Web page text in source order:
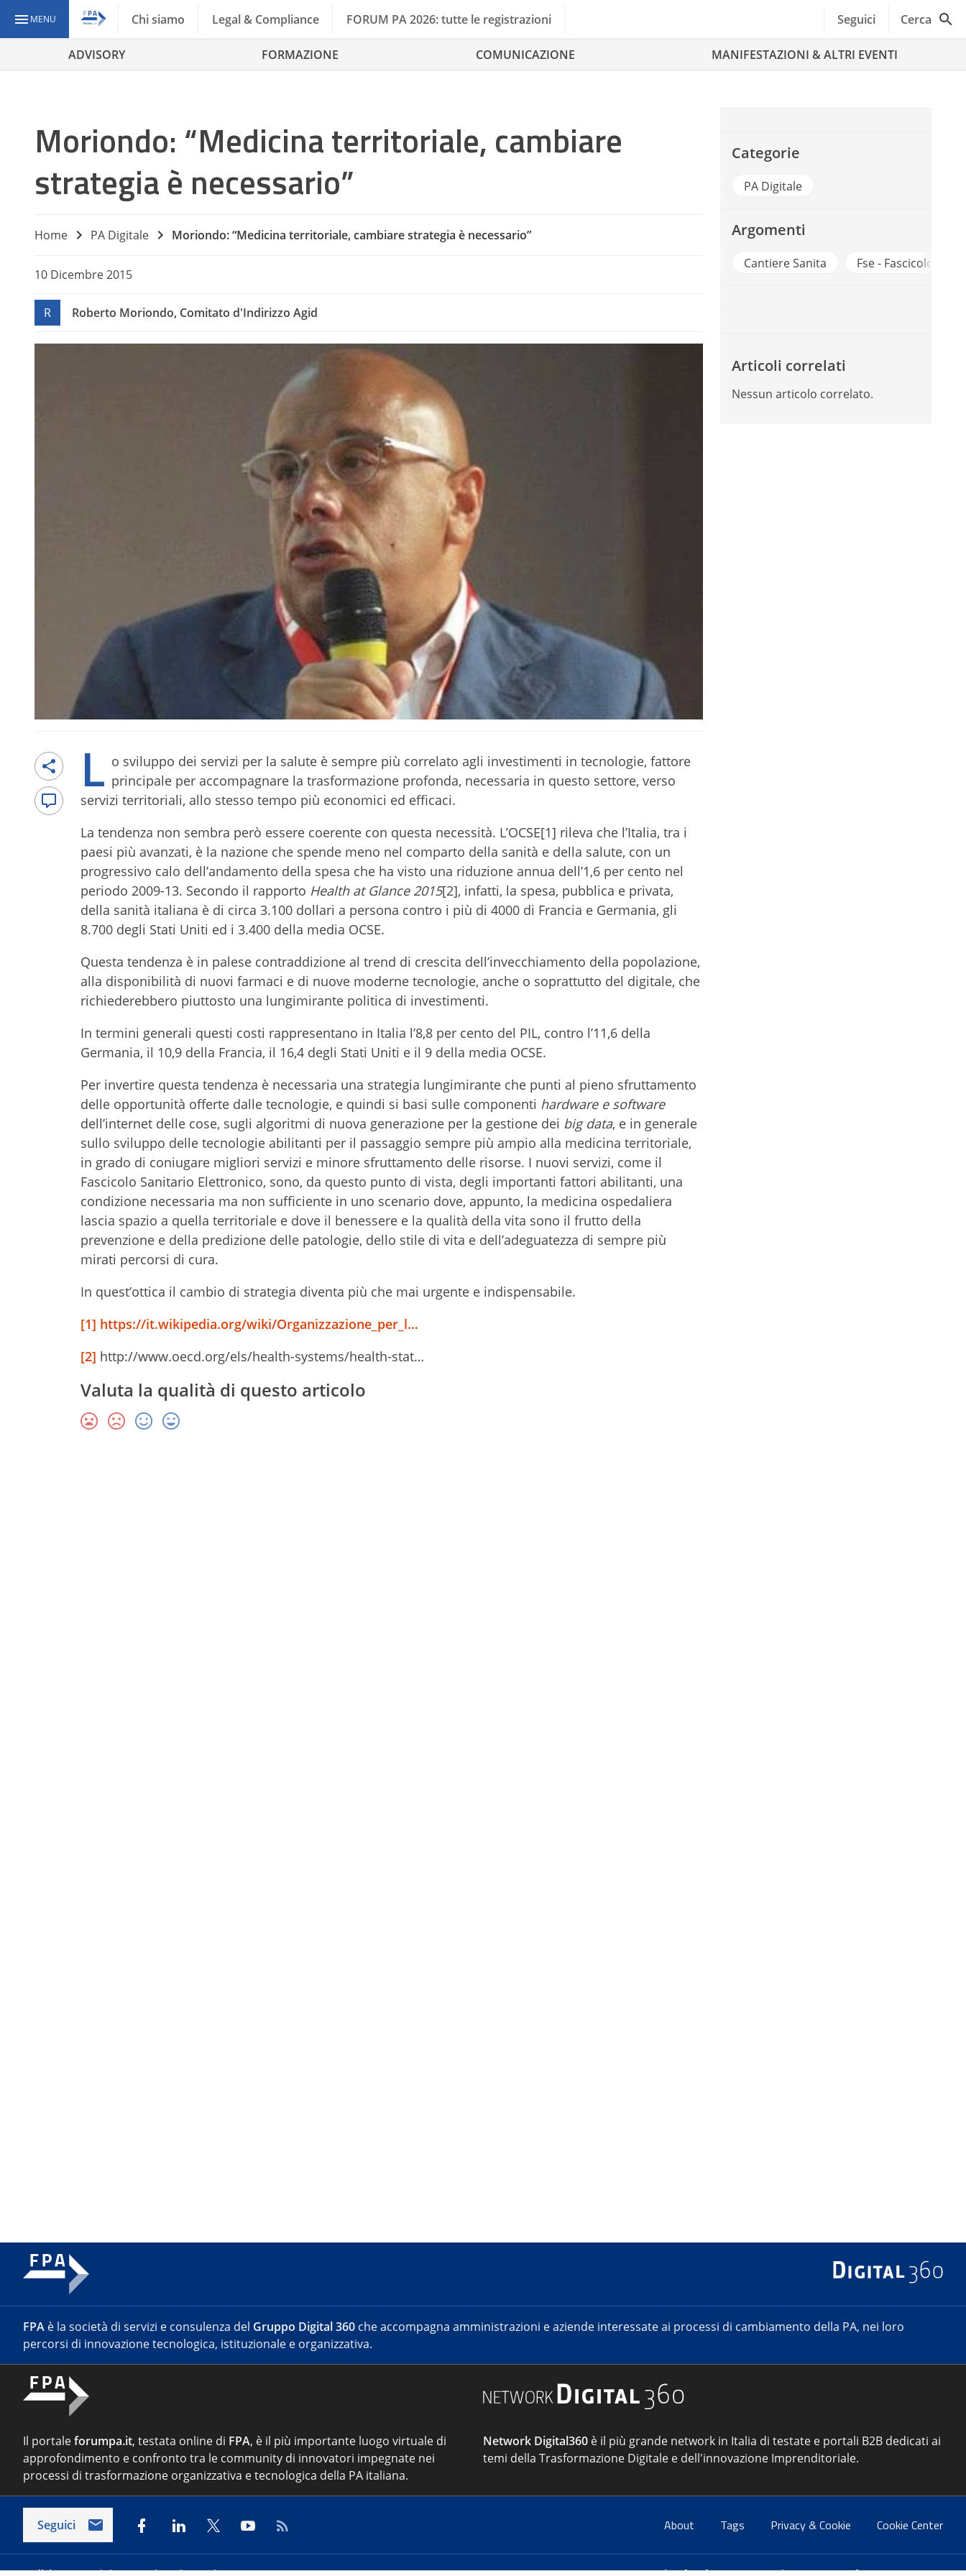
MENU Chi siamo Legal & Compliance FORUM PA 2026: tutte le registrazioni Seguici Cerca
ADVISORY FORMAZIONE COMUNICAZIONE MANIFESTAZIONI & ALTRI EVENTI
Moriondo: “Medicina territoriale, cambiare
strategia è necessario”
Home PA Digitale Moriondo: “Medicina territoriale, cambiare strategia è necessario”
10 Dicembre 2015
R Roberto Moriondo, Comitato d'Indirizzo Agid
L o sviluppo dei servizi per la salute è sempre più correlato agli investimenti in tecnologie, fattore
principale per accompagnare la trasformazione profonda, necessaria in questo settore, verso
servizi territoriali, allo stesso tempo più economici ed efficaci.
La tendenza non sembra però essere coerente con questa necessità. L’OCSE[1] rileva che l’Italia, tra i
paesi più avanzati, è la nazione che spende meno nel comparto della sanità e della salute, con un
progressivo calo dell’andamento della spesa che ha visto una riduzione annua dell’1,6 per cento nel
periodo 2009-13. Secondo il rapporto Health at Glance 2015[2], infatti, la spesa, pubblica e privata,
della sanità italiana è di circa 3.100 dollari a persona contro i più di 4000 di Francia e Germania, gli
8.700 degli Stati Uniti ed i 3.400 della media OCSE.
Questa tendenza è in palese contraddizione al trend di crescita dell’invecchiamento della popolazione,
alla disponibilità di nuovi farmaci e di nuove moderne tecnologie, anche o soprattutto del digitale, che
richiederebbero piuttosto una lungimirante politica di investimenti.
In termini generali questi costi rappresentano in Italia l’8,8 per cento del PIL, contro l’11,6 della
Germania, il 10,9 della Francia, il 16,4 degli Stati Uniti e il 9 della media OCSE.
Per invertire questa tendenza è necessaria una strategia lungimirante che punti al pieno sfruttamento
delle opportunità offerte dalle tecnologie, e quindi si basi sulle componenti hardware e software
dell’internet delle cose, sugli algoritmi di nuova generazione per la gestione dei big data, e in generale
sullo sviluppo delle tecnologie abilitanti per il passaggio sempre più ampio alla medicina territoriale,
in grado di coniugare migliori servizi e minore sfruttamento delle risorse. I nuovi servizi, come il
Fascicolo Sanitario Elettronico, sono, da questo punto di vista, degli importanti fattori abilitanti, una
condizione necessaria ma non sufficiente in uno scenario dove, appunto, la medicina ospedaliera
lascia spazio a quella territoriale e dove il benessere e la qualità della vita sono il frutto della
prevenzione e della predizione delle patologie, dello stile di vita e dell’adeguatezza di sempre più
mirati percorsi di cura.
In quest’ottica il cambio di strategia diventa più che mai urgente e indispensabile.
[1] https://it.wikipedia.org/wiki/Organizzazione_per_l…
[2] http://www.oecd.org/els/health-systems/health-stat…
Valuta la qualità di questo articolo
Categorie
PA Digitale
Argomenti
Cantiere Sanita Fse - Fascicolo
Articoli correlati
Nessun articolo correlato.
FPA è la società di servizi e consulenza del Gruppo Digital 360 che accompagna amministrazioni e aziende interessate ai processi di cambiamento della PA, nei loro
percorsi di innovazione tecnologica, istituzionale e organizzativa.
Il portaleforumpa.it, testata online di FPA, è il più importante luogo virtuale di
approfondimento e confronto tra le community di innovatori impegnate nei
processi di trasformazione organizzativa e tecnologica della PA italiana.
Network Digital360 è il più grande network in Italia di testate e portali B2B dedicati ai
temi della Trasformazione Digitale e dell'innovazione Imprenditoriale.
Seguici About Tags Privacy & Cookie Cookie Center